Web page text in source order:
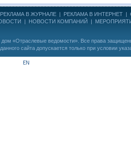
РЕКЛАМА В ЖУРНАЛЕ | РЕКЛАМА В ИНТЕРНЕТ |
| НОВОСТИ КОМПАНИЙ |
дом «Отраслевые ведомости» . Все права
сайта допускается только при условии